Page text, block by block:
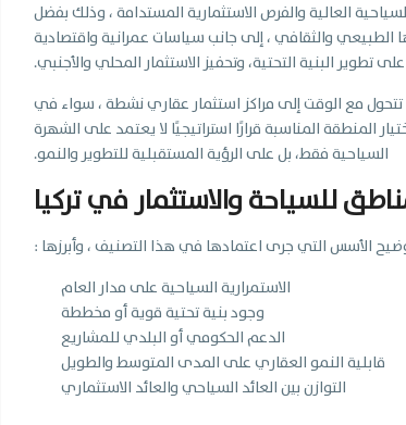
العالية والفرص الاستثمارية المستدامة ، وذلك بفضل
الطبيعي والثقافي ، إلى جانب سياسات عمرانية واقتصادية
تطوير البنية التحتية، وتحفيز الاستثمار المحلي والأجنبي.
ما تتحول مع الوقت إلى مراكز استثمار عقاري نشطة ، سواء في
المنطقة المناسبة قرارًا استراتيجيًا لا يعتمد على الشهرة
السياحية فقط، بل على الرؤية المستقبلية للتطوير والنمو.
للسياحة والاستثمار في تركيا
الأسس التي جرى اعتمادها في هذا التصنيف ، وأبرزها :
الاستمرارية السياحية على مدار العام
وجود بنية تحتية قوية أو مخططة
الدعم الحكومي أو البلدي للمشاريع
قابلية النمو العقاري على المدى المتوسط والطويل
التوازن بين العائد السياحي والعائد الاستثماري